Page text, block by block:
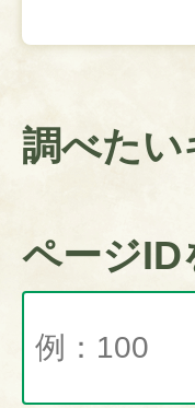
調べたい
ページID